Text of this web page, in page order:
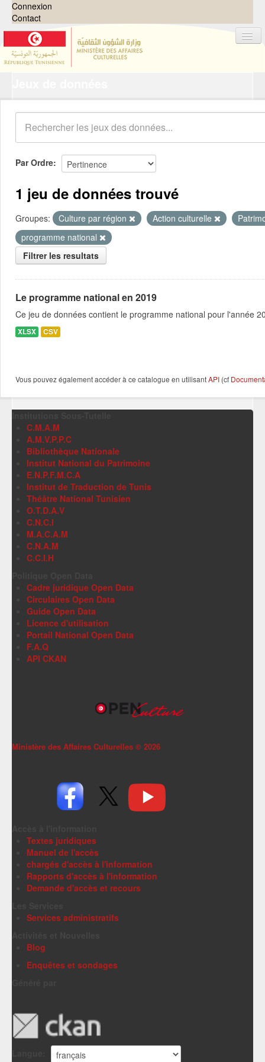
Connexion
Contact
Organisations
Groupes
Demandes 0
À propos
Par Ordre
1 jeu de données trouvé
Groupes: Culture par région Action culturelle
programme national
Filtrer les resultats
Le programme national en 2019
Ce jeu de données contient le programme national pour l'année
XLSX CSV
Vous pouvez également accéder à ce catalogue en utilisantAPI (cf
C.M.A.M
A.M.V.P.P.C
Bibliothèque Nationale
Institut National du Patrimoine
E.N.P.F.M.C.A
Institut de Traduction de Tunis
Théâtre National Tunisien
O.T.D.A.V
C.N.C.I
M.A.C.A.M
C.N.A.M
C.C.I.H
Cadre juridique Open Data
Circulaires Open Data
Guide Open Data
Licence d'utilisation
Portail National Open Data
F.A.Q
API CKAN
Ministère des Affaires Culturelles © 2026
Textes juridiques
Manuel de l'accès
chargés d'accès à l'information
Rapports d'accès à l'information
Demande d'accès et recours
Services administratifs
Blog
Enquêtes et sondages